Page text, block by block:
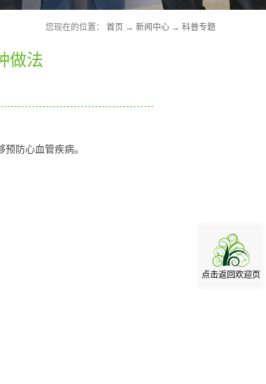
您现在的位置： 首页 → 新闻中心 → 科普专题
做法
防心血管疾病。
点击返回欢迎页